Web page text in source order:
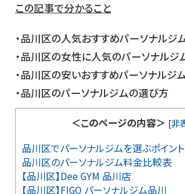
この記事で分かること
・品川区の人気おすすめパーソナルジ
・品川区の女性に人気のパーソナルジ
・品川区の安いおすすめパーソナルジ
・品川区のパーソナルジムの選び方
＜このページの内容＞ [非
品川区でパーソナルジムを選ぶポイント
品川区のパーソナルジム料金比較表
【品川区】Dee GYM 品川店
【品川区】FIGO パーソナルジム品川